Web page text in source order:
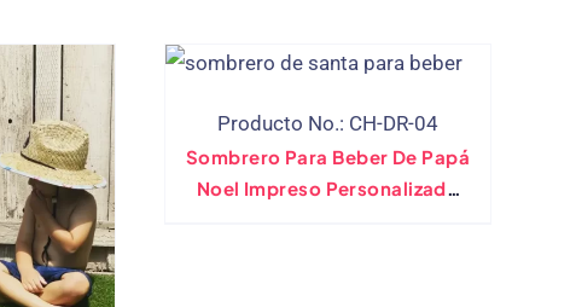
Producto No.: CH-DR-04
Sombrero Para Beber De Papá
Noel Impreso Personalizado